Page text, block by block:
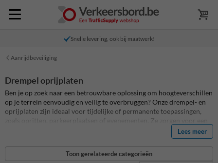
Snelle levering, ook bij maatwerk!
Aanrijdbeveiliging
Drempel oprijplaten
Ben je op zoek naar een betrouwbare oplossing om hoogteverschillen
op je terrein eenvoudig en veilig te overbruggen? Onze drempel- en
oprijplaten zijn ideaal voor tijdelijke of permanente toepassingen,
zoals opritten, parkeerplaatsen of evenementen. Ze zorgen voor een
soepele doorgang voor voertuigen, rolcontainers en voetgangers.
Gemaakt van duurzaam materiaal, onderhoudsarm en snel te
plaatsen. Kies uit diverse maten en uitvoeringen voor elke situatie.
Lees meer
Toon gerelateerde categorieën